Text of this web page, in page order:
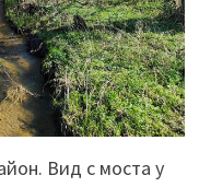
Вид с моста у